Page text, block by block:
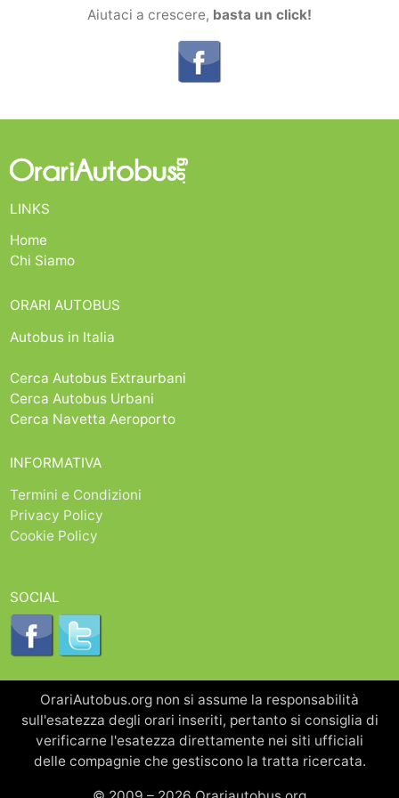
Aiutaci a crescere, basta un click!
LINKS
Home
Chi Siamo
ORARI AUTOBUS
Autobus in Italia
Cerca Autobus Extraurbani
Cerca Autobus Urbani
Cerca Navetta Aeroporto
INFORMATIVA
Termini e Condizioni
Privacy Policy
Cookie Policy
SOCIAL
OrariAutobus.org non si assume la responsabilità
sull'esatezza degli orari inseriti, pertanto si consiglia di
verificarne l'esatezza direttamente nei siti ufficiali
delle compagnie che gestiscono la tratta ricercata.